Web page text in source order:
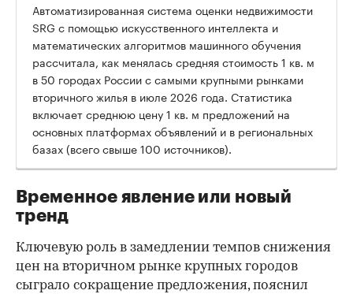
00:00 / 00:00
Автоматизированная система оценки недвижимости
SRG с помощью искусственного интеллекта и
математических алгоритмов машинного обучения
рассчитала, как менялась средняя стоимость 1 кв. м
в 50 городах России с самыми крупными рынками
вторичного жилья в июле 2026 года. Статистика
включает среднюю цену 1 кв. м предложений на
основных платформах объявлений и в региональных
базах (всего свыше 100 источников).
Временное явление или новый
тренд
Ключевую роль в замедлении темпов снижения
цен на вторичном рынке крупных городов
сыграло сокращение предложения, пояснил